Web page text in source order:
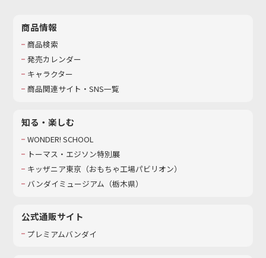
商品情報
商品検索
発売カレンダー
キャラクター
商品関連サイト・SNS一覧
知る・楽しむ
WONDER! SCHOOL
トーマス・エジソン特別展
キッザニア東京（おもちゃ工場パビリオン）​
バンダイミュージアム（栃木県）
公式通販サイト
プレミアムバンダイ